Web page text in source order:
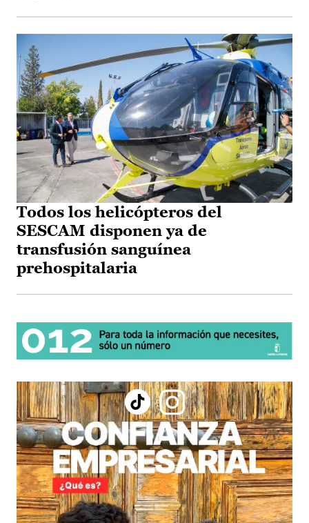
Todos los helicópteros del
SESCAM disponen ya de
transfusión sanguínea
prehospitalaria